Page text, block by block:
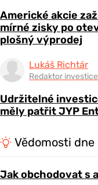
Americké akcie
mírné zisky po
plošný výprodej
Lukáš Richtár
Redaktor
Udržitelné
měly patřit JYP
Vědomosti dne
Jak obchodovat s